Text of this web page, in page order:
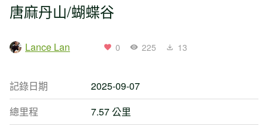
唐麻丹山/蝴蝶谷
Lance Lan 0 225 13
記錄日期
2025-09-07
總里程
7.57 公里